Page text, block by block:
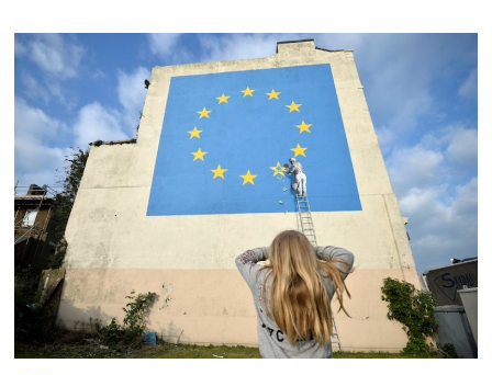
documental
“Plaza
de
la
soledad”